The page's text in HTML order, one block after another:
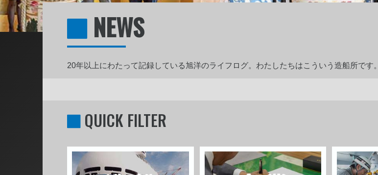
NEWS
20年以上にわたって記録している旭洋のライフログ。わたしたちはこういう造船所です。
QUICK FILTER